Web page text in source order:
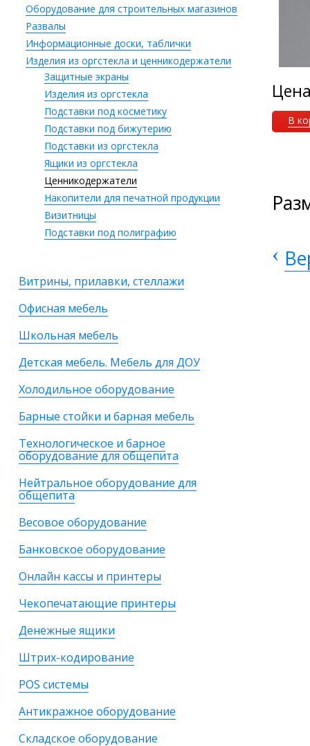
Оборудование для строительных магазинов
Развалы
Информационные доски, таблички
Изделия из оргстекла и ценникодержатели
Защитные экраны
Изделия из оргстекла
Подставки под косметику
Подставки под бижутерию
Подставки из оргстекла
Ящики из оргстекла
Ценникодержатели
Накопители для печатной продукции
Визитницы
Подставки под полиграфию
Витрины, прилавки, стеллажи
Офисная мебель
Школьная мебель
Детская мебель. Мебель для ДОУ
Холодильное оборудование
Барные стойки и барная мебель
Технологическое и барное
оборудование для общепита
Нейтральное оборудование для
общепита
Весовое оборудование
Банковское оборудование
Онлайн кассы и принтеры
Чекопечатающие принтеры
Денежные ящики
Штрих-кодирование
POS системы
Антикражное оборудование
Складское оборудование
В
‹